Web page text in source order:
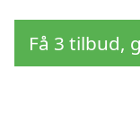
Få 3 tilbud,